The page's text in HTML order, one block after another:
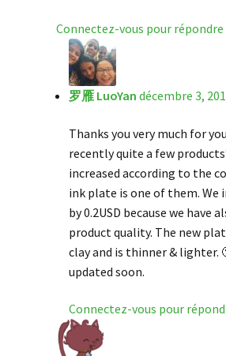
Connectez-vous pour répondre
罗雁 LuoYan décembre 3,
Thanks you very much for
recently quite a few
increased according to the
ink plate is one of them. We
by 0.2USD because we have
product quality. The new
clay and is thinner & lighter.
updated soon.
Connectez-vous pour